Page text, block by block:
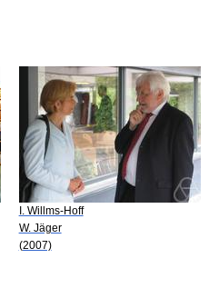
I. Willms-Hoff
W. Jäger
(2007)